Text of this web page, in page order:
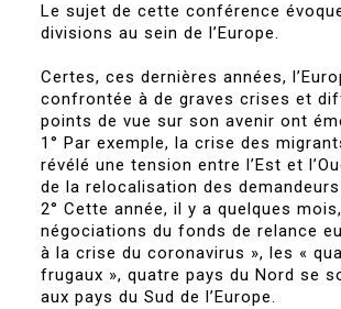
Le sujet de cette conférence
divisions au sein de l’Europe.
Certes, ces dernières années,
confrontée à de graves crises et
points de vue sur son avenir ont
1° Par exemple, la crise des
révélé une tension entre l’Est et
de la relocalisation des demandeurs
2° Cette année, il y a quelques
négociations du fonds de relance
à la crise du coronavirus », les «
frugaux », quatre pays du Nord se
aux pays du Sud de l’Europe.